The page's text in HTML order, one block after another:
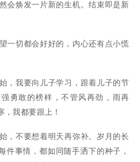
会焕发一片新的生机。结束即是新
一切都会好好的，内心还有点小慌
，我要向儿子学习，跟着儿子的节
勇敢的榜样，不管风再劲，雨再
，我都要跟上！
，不要想着明天再弥补。岁月的长
件事情，都如同随手洒下的种子，